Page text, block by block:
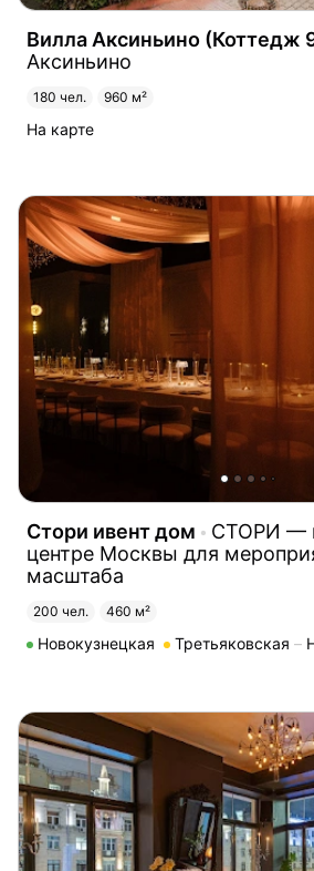
Вилла Аксиньино (Коттедж
Аксиньино
180 чел. 960 м²
На карте
Стори ивент дом
СТОРИ —
центре Москвы для
масштаба
200 чел. 460 м²
Новокузнецкая Третьяковская